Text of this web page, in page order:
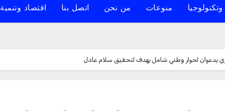
منوعات من نحن اتصل بنا اقتصاد وتنمية
يدعوان لحوار وطني شامل يهدف لتحقيق سلام عادل